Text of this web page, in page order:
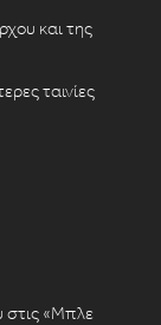
και της
ταινίες
στις «Μπλε